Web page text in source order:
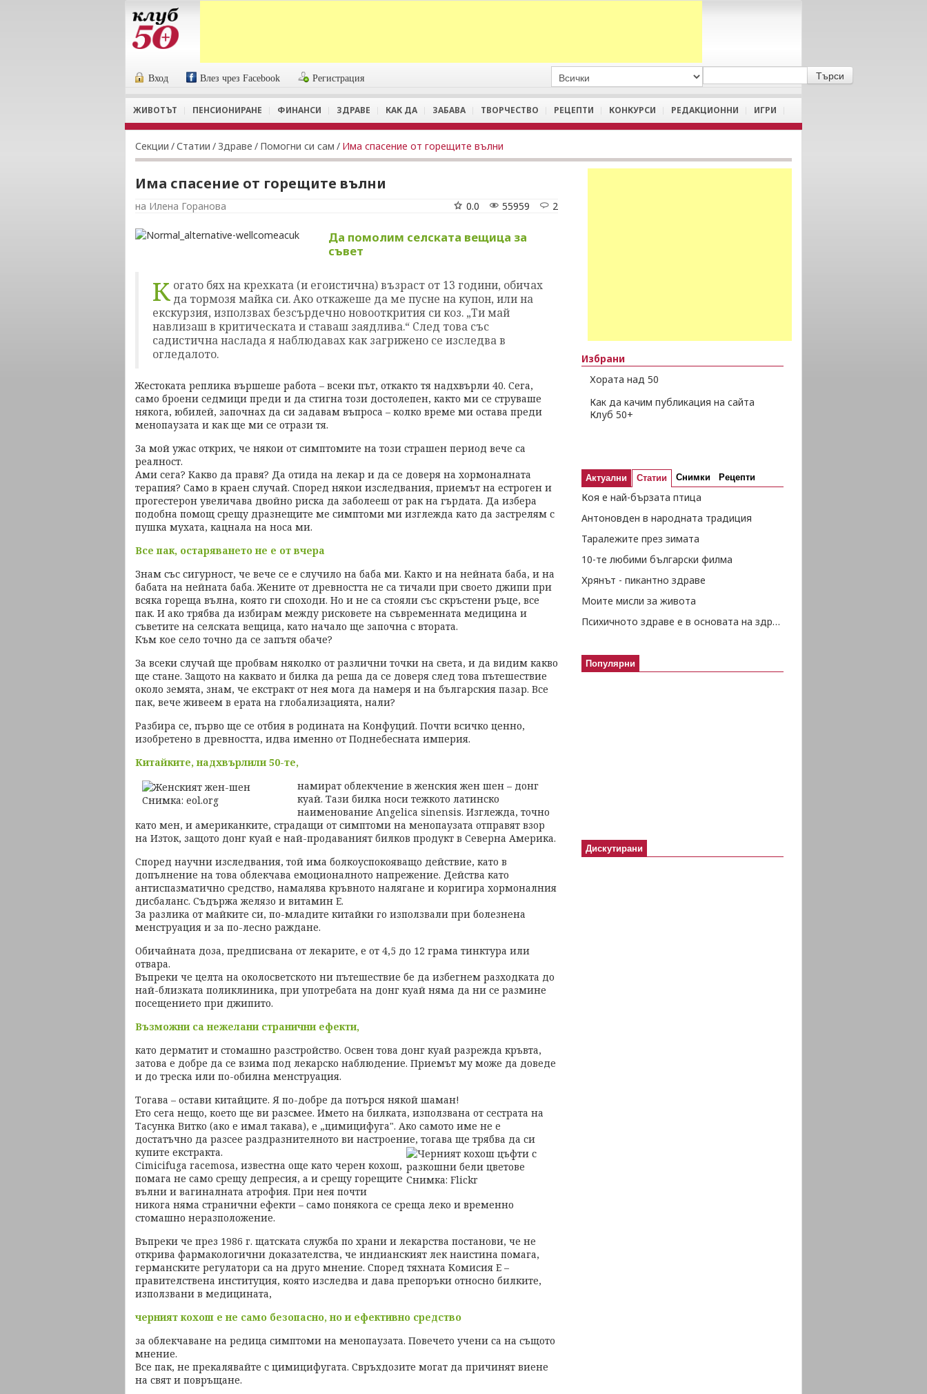
Вход Влез чрез Facebook Регистрация
ЖИВОТЪТ ПЕНСИОНИРАНЕ ФИНАНСИ ЗДРАВЕ КАК ДА ЗАБАВА ТВОРЧЕСТВО РЕЦЕПТИ КОНКУРСИ РЕДАКЦИОННИ ИГРИ
Секции /Статии / Здраве / Помогни си сам / Има спасение от горещите вълни
Има спасение от горещите вълни
на Илена Горанова 2
55959
0.0
Да помолим селската вещица за
съвет
К огато бях на крехката (и егоистична) възраст от 13 години, обичах
да тормозя майка си. Ако откажеше да ме пусне на купон, или на
екскурзия, използвах безсърдечно новооткрития си коз. „Ти май
навлизаш в критическата и ставаш заядлива.“ След това със
садистична наслада я наблюдавах как загрижено се изследва в
огледалото.
Жестоката реплика вършеше работа – всеки път, откакто тя надхвърли 40. Сега,
само броени седмици преди и да стигна този достолепен, както ми се струваше
някога, юбилей, започнах да си задавам въпроса – колко време ми остава преди
менопаузата и как ще ми се отрази тя.
За мой ужас открих, че някои от симптомите на този страшен период вече са
реалност.
Ами сега? Какво да правя? Да отида на лекар и да се доверя на хормоналната
терапия? Само в краен случай. Според някои изследвания, приемът на естроген и
прогестерон увеличава двойно риска да заболееш от рак на гърдата. Да избера
подобна помощ срещу дразнещите ме симптоми ми изглежда като да застрелям с
пушка мухата, кацнала на носа ми.
Все пак, остаряването не е от вчера
Знам със сигурност, че вече се е случило на баба ми. Както и на нейната баба, и на
бабата на нейната баба. Жените от древността не са тичали при своето джипи при
всяка гореща вълна, която ги споходи. Но и не са стояли със скръстени ръце, все
пак. И ако трябва да избирам между рисковете на съвременната медицина и
съветите на селската вещица, като начало ще започна с втората.
Към кое село точно да се запътя обаче?
За всеки случай ще пробвам няколко от различни точки на света, и да видим какво
ще стане. Защото на каквато и билка да реша да се доверя след това пътешествие
около земята, знам, че екстракт от нея мога да намеря и на българския пазар. Все
пак, вече живеем в ерата на глобализацията, нали?
Разбира се, първо ще се отбия в родината на Конфуций. Почти всичко ценно,
изобретено в древността, идва именно от Поднебесната империя.
Китайките, надхвърлили 50-те,
намират облекчение в женския жен шен – донг
куай. Тази билка носи тежкото латинско
наименование Angelica sinensis. Изглежда, точно
като мен, и американките, страдащи от симптоми на менопаузата отправят взор
на Изток, защото донг куай е най-продаваният билков продукт в Северна Америка.
Според научни изследвания, той има болкоуспокояващо действие, като в
допълнение на това облекчава емоционалното напрежение. Действа като
антиспазматично средство, намалява кръвното налягане и коригира хормоналния
дисбаланс. Съдържа желязо и витамин Е.
За разлика от майките си, по-младите китайки го използвали при болезнена
менструация и за по-лесно раждане.
Обичайната доза, предписвана от лекарите, е от 4,5 до 12 грама тинктура или
отвара.
Въпреки че целта на околосветското ни пътешествие бе да избегнем разходката до
най-близката поликлиника, при употребата на донг куай няма да ни се размине
посещението при джипито.
Възможни са нежелани странични ефекти,
като дерматит и стомашно разстройство. Освен това донг куай разрежда кръвта,
затова е добре да се взима под лекарско наблюдение. Приемът му може да доведе
и до треска или по-обилна менструация.
Тогава – остави китайците. Я по-добре да потърся някой шаман!
Ето сега нещо, което ще ви разсмее. Името на билката, използвана от сестрата на
Тасунка Витко (ако е имал такава), е „цимицифуга". Ако самото име не е
достатъчно да разсее раздразнителното ви настроение, тогава ще трябва да си
купите екстракта.
Cimicifuga racemosa, известна още като черен кохош,
помага не само срещу депресия, а и срещу горещите
вълни и вагиналната атрофия. При нея почти
никога няма странични ефекти – само понякога се среща леко и временно
стомашно неразположение.
Въпреки че през 1986 г. щатската служба по храни и лекарства постанови, че не
открива фармакологични доказателства, че индианският лек наистина помага,
германските регулатори са на друго мнение. Според тяхната Комисия Е –
правителствена институция, която изследва и дава препоръки относно билките,
използвани в медицината,
черният кохош е не само безопасно, но и ефективно средство
за облекчаване на редица симптоми на менопаузата. Повечето учени са на същото
мнение.
Все пак, не прекалявайте с цимицифугата. Свръхдозите могат да причинят виене
на свят и повръщане.
Избрани
Хората над 50
Как да качим публикация на сайта
Клуб 50+
Актуални Статии Снимки Рецепти
Коя е най-бързата птица
Антоновден в народната традиция
Таралежите през зимата
10-те любими български филма
Хрянът - пикантно здраве
Моите мисли за живота
Психичното здраве е в основата на здравето изобщо
Популярни
Дискутирани